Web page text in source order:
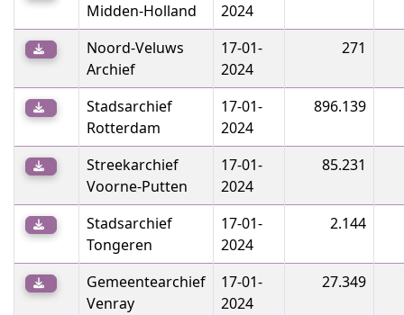
Midden-Holland
2024
Noord-Veluws
Archief
17-01-
2024
271
Stadsarchief
Rotterdam
17-01-
2024
896.139
Streekarchief
Voorne-Putten
17-01-
2024
85.231
Stadsarchief
Tongeren
17-01-
2024
2.144
Gemeentearchief
Venray
17-01-
2024
27.349